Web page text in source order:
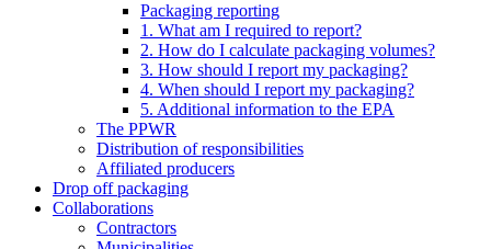
Packaging reporting
1. What am I required to report?
2. How do I calculate packaging volumes?
3. How should I report my packaging?
4. When should I report my packaging?
5. Additional information to the EPA
The PPWR
Distribution of responsibilities
Affiliated producers
Drop off packaging
Collaborations
Contractors